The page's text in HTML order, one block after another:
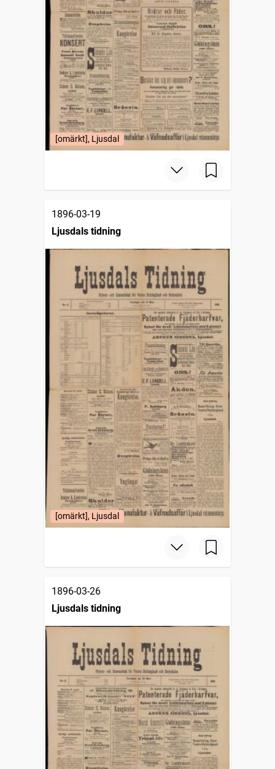
[omärkt], Ljusdal
1896-03-19
Ljusdals tidning
[omärkt], Ljusdal
1896-03-26
Ljusdals tidning